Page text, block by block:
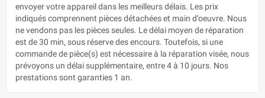
envoyer votre appareil dans les meilleurs délais. Les prix
indiqués comprennent pièces détachées et main d’oeuvre. Nous
ne vendons pas les pièces seules. Le délai moyen de réparation
est de 30 min, sous réserve des encours. Toutefois, si une
commande de pièce(s) est nécessaire à la réparation visée, nous
prévoyons un délai supplémentaire, entre 4 à 10 jours. Nos
prestations sont garanties 1 an.